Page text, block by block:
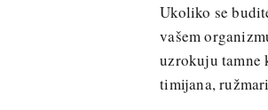
Ukoliko se
vašem
uzrokuju tamne
timijana,